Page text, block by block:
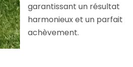
garantissant un résultat
harmonieux et un parfait
achèvement.